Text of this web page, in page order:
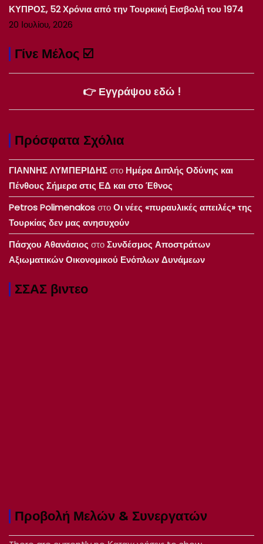
ΚΥΠΡΟΣ, 52 Χρόνια από την Τουρκική Εισβολή του 1974
20 Ιουλίου, 2026
Γίνε Μέλος ☑️
👉 Εγγράψου εδώ !
Πρόσφατα Σχόλια
ΓΙΑΝΝΗΣ ΛΥΜΠΕΡΙΔΗΣστο Ημέρα Διπλής Οδύνης και
Πένθους Σήμερα στις ΕΔ και στο Έθνος
Petros PolimenakosστοΟι νέες «πυραυλικές απειλές» της
Τουρκίας δεν μας ανησυχούν
Πάσχου Αθανάσιος στοΣυνδέσμος Αποστράτων
Αξιωματικών Οικονομικού Ενόπλων Δυνάμεων
ΣΣΑΣ βιντεο
Προβολή Μελών & Συνεργατών